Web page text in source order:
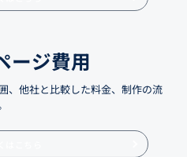
ージ費用
、他社と比較した料金、制作の流